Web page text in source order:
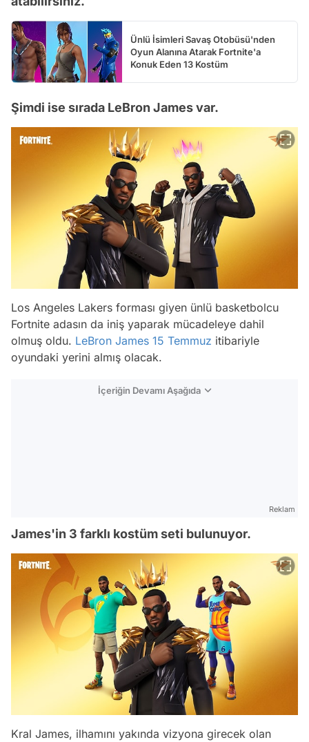
Ünlü İsimleri Savaş Otobüsü'nden
Oyun Alanına Atarak Fortnite'a
Konuk Eden 13 Kostüm
Şimdi ise sırada LeBron James var.
Los Angeles Lakers forması giyen ünlü basketbolcu
Fortnite adasın da iniş yaparak mücadeleye dahil
olmuş oldu. LeBron James 15 Temmuz itibariyle
oyundaki yerini almış olacak.
İçeriğin Devamı Aşağıda
Reklam
James'in 3 farklı kostüm seti bulunuyor.
Kral James, ilhamını yakında vizyona girecek olan